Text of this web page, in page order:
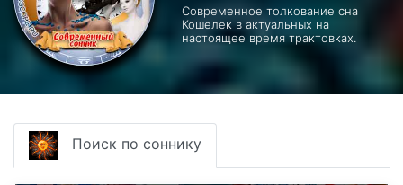
Современное толкование сна
Кошелек в актуальных на
настоящее время трактовках.
Поиск по соннику